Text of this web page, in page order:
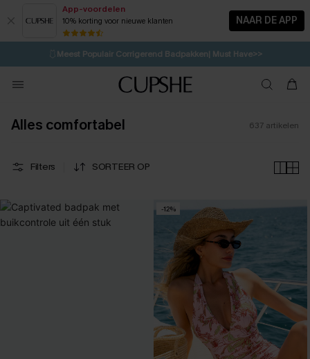
App-voordelen
10% korting voor nieuwe klanten NAAR DE APP
⚡️LAATSTE KANS | Tot 50% korting>>
🩱Meest Populair Corrigerend Badpakken| Must Have>>
💌Abonneer je & ontvang tot 15% korting>>
Koop 3, krijg 15% korting | CODE: SW15
Alles comfortabel 637 artikelen
Filters SORTEER OP
-12%